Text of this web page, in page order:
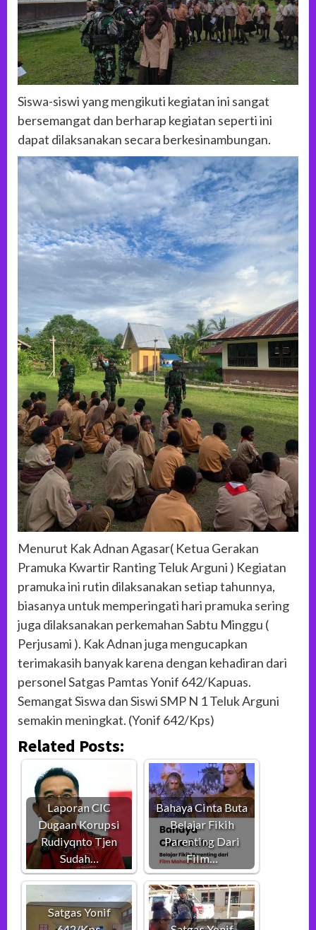
Siswa-siswi yang mengikuti kegiatan ini sangat
bersemangat dan berharap kegiatan seperti ini
dapat dilaksanakan secara berkesinambungan.
Menurut Kak Adnan Agasar( Ketua Gerakan
Pramuka Kwartir Ranting Teluk Arguni ) Kegiatan
pramuka ini rutin dilaksanakan setiap tahunnya,
biasanya untuk memperingati hari pramuka sering
juga dilaksanakan perkemahan Sabtu Minggu (
Perjusami ). Kak Adnan juga mengucapkan
terimakasih banyak karena dengan kehadiran dari
personel Satgas Pamtas Yonif 642/Kapuas.
Semangat Siswa dan Siswi SMP N 1 Teluk Arguni
semakin meningkat. (Yonif 642/Kps)
Related Posts:
Laporan CIC
Dugaan Korupsi
Rudiyqnto Tjen
Sudah…
Bahaya Cinta Buta
Belajar Fikih
Parenting Dari
Film…
Satgas Yonif